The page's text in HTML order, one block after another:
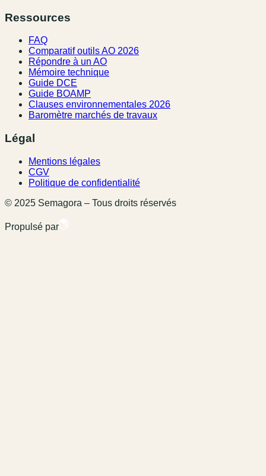
Ressources
FAQ
Comparatif outils AO 2026
Répondre à un AO
Mémoire technique
Guide DCE
Guide BOAMP
Clauses environnementales 2026
Baromètre marchés de travaux
Légal
Mentions légales
CGV
Politique de confidentialité
© 2025 Semagora – Tous droits réservés
Propulsé par